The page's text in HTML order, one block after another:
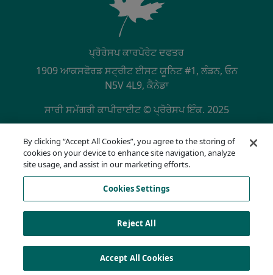
ਪ੍ਰੋਰੇਸਪ ਕਾਰਪੋਰੇਟ ਦਫਤਰ
1909 ਆਕਸਫੋਰਡ ਸਟ੍ਰੀਟ ਈਸਟ ਯੂਨਿਟ #1, ਲੰਡਨ, ਓਨ
N5V 4L9, ਕੈਨੇਡਾ
ਸਾਰੀ ਸਮੱਗਰੀ ਕਾਪੀਰਾਈਟ © ਪ੍ਰੋਰੇਸਪ ਇੰਕ. 2025
SECONDARY MENU
ਪਰਾਈਵੇਟ ਨੀਤੀ
ਪਾਲਣਾ ਹੌਟਲਾਈਨ
ਵਰਤੋ ਦੀਆਂ ਸ਼ਰਤਾਂ
ਏਓਡੀਏ
Cookies Settings
By clicking “Accept All Cookies”, you agree to the storing of
cookies on your device to enhance site navigation, analyze
site usage, and assist in our marketing efforts.
Cookies Settings
Reject All
Accept All Cookies